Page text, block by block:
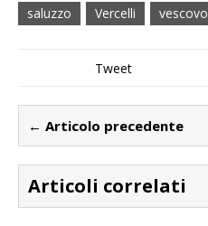
saluzzo
Vercelli vescovo
Tweet
← Articolo precedente
Articoli correlati